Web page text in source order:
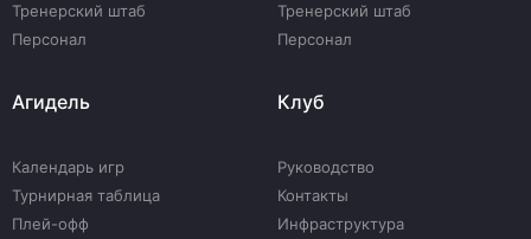
Тренерский штаб
Персонал
Тренерский штаб
Персонал
Агидель
Календарь игр
Турнирная таблица
Плей-офф
Клуб
Руководство
Контакты
Инфраструктура